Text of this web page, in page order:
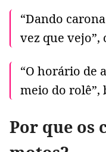
“Dando
vez que vejo”,
“O horário de
meio do
Por que os